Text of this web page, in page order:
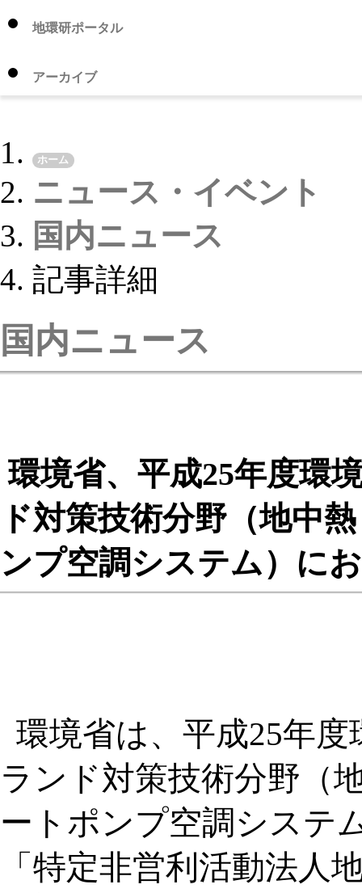
地環研ポータル
アーカイブ
ホーム
ニュース・イベント
国内ニュース
記事詳細
国内ニュース
環境省、平成25年度環
ド対策技術分野（地中
ンプ空調システム）に
環境省は、平成25年
ランド対策技術分野（
ートポンプ空調システ
「特定非営利活動法人